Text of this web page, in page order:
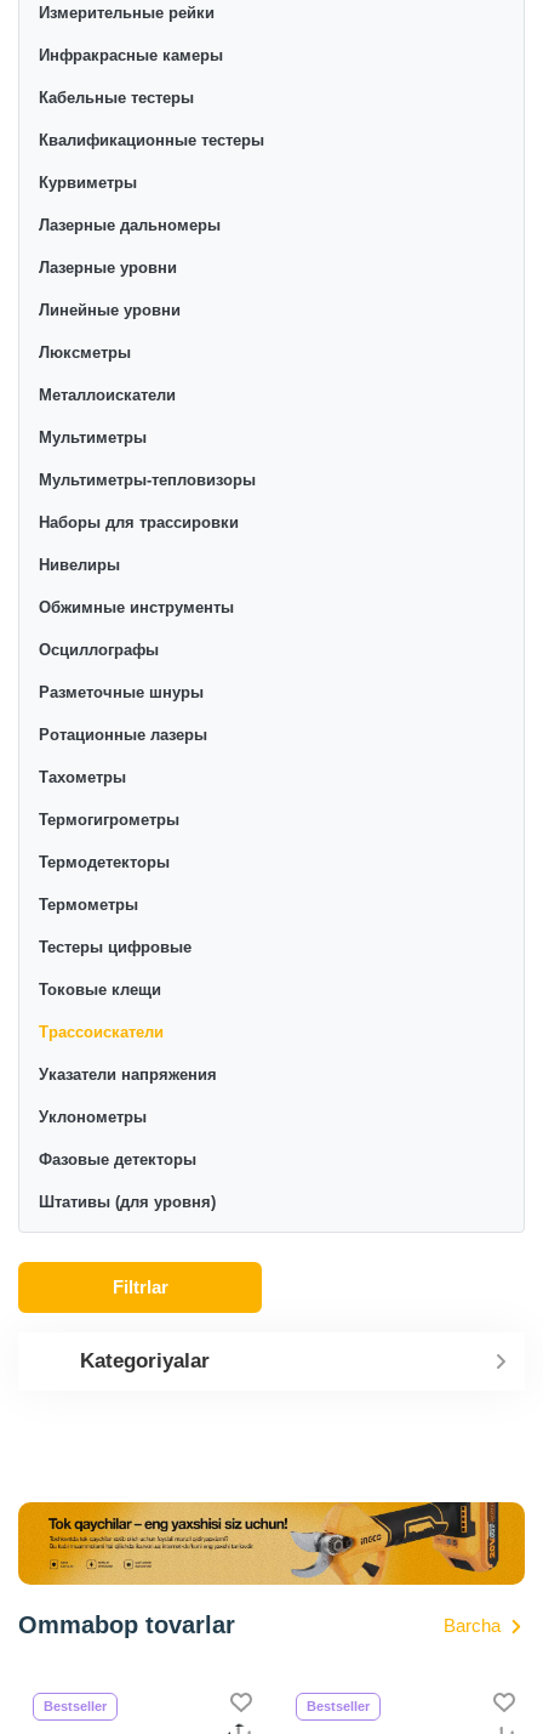
Измерительные рейки
Инфракрасные камеры
Кабельные тестеры
Квалификационные тестеры
Курвиметры
Лазерные дальномеры
Лазерные уровни
Линейные уровни
Люксметры
Металлоискатели
Мультиметры
Мультиметры-тепловизоры
Наборы для трассировки
Нивелиры
Обжимные инструменты
Осциллографы
Разметочные шнуры
Ротационные лазеры
Тахометры
Термогигрометры
Термодетекторы
Термометры
Тестеры цифровые
Токовые клещи
Трассоискатели
Указатели напряжения
Уклонометры
Фазовые детекторы
Штативы (для уровня)
Filtrlar
Kategoriyalar
Ommabop tovarlar Barcha
Bestseller Bestseller